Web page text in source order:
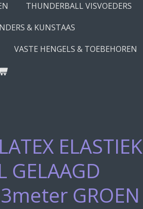
THUNDERBALL VISVOEDERS
& KUNSTAAS
VASTE HENGELS & TOEBEHOREN
ELASTIEK
GELAAGD
GROEN